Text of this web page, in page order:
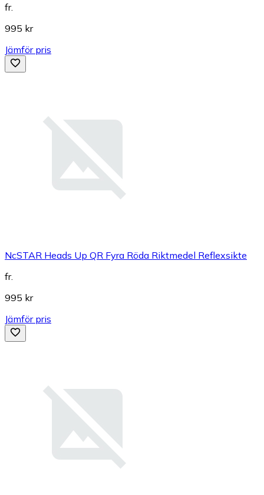
fr.
995 kr
Jämför pris
NcSTAR Heads Up QR Fyra Röda Riktmedel Reflexsikte
fr.
995 kr
Jämför pris